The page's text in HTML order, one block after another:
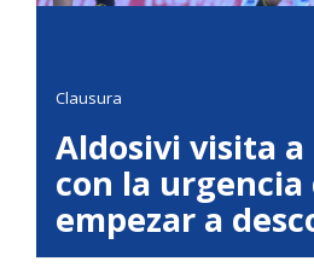
Clausura
Aldosivi visita
con la urgencia
empezar a